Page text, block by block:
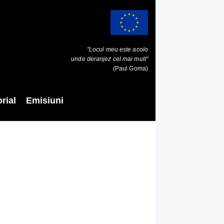
"Locul meu este acolo
unde deranjez cel mai mult"
(Paul Goma)
Emisiuni